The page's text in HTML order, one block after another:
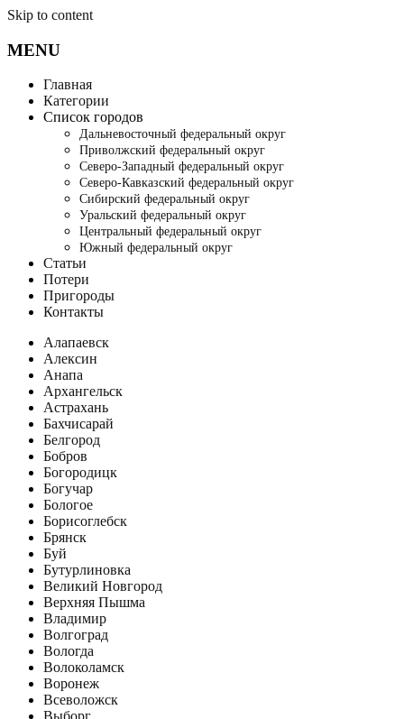
Skip to content
MENU
Главная
Категории
Список городов
Дальневосточный федеральный округ
Приволжский федеральный округ
Северо-Западный федеральный округ
Северо-Кавказский федеральный округ
Сибирский федеральный округ
Уральский федеральный округ
Центральный федеральный округ
Южный федеральный округ
Статьи
Потери
Пригороды
Контакты
Алапаевск
Алексин
Анапа
Архангельск
Астрахань
Бахчисарай
Белгород
Бобров
Богородицк
Богучар
Бологое
Борисоглебск
Брянск
Буй
Бутурлиновка
Великий Новгород
Верхняя Пышма
Владимир
Волгоград
Вологда
Волоколамск
Воронеж
Всеволожск